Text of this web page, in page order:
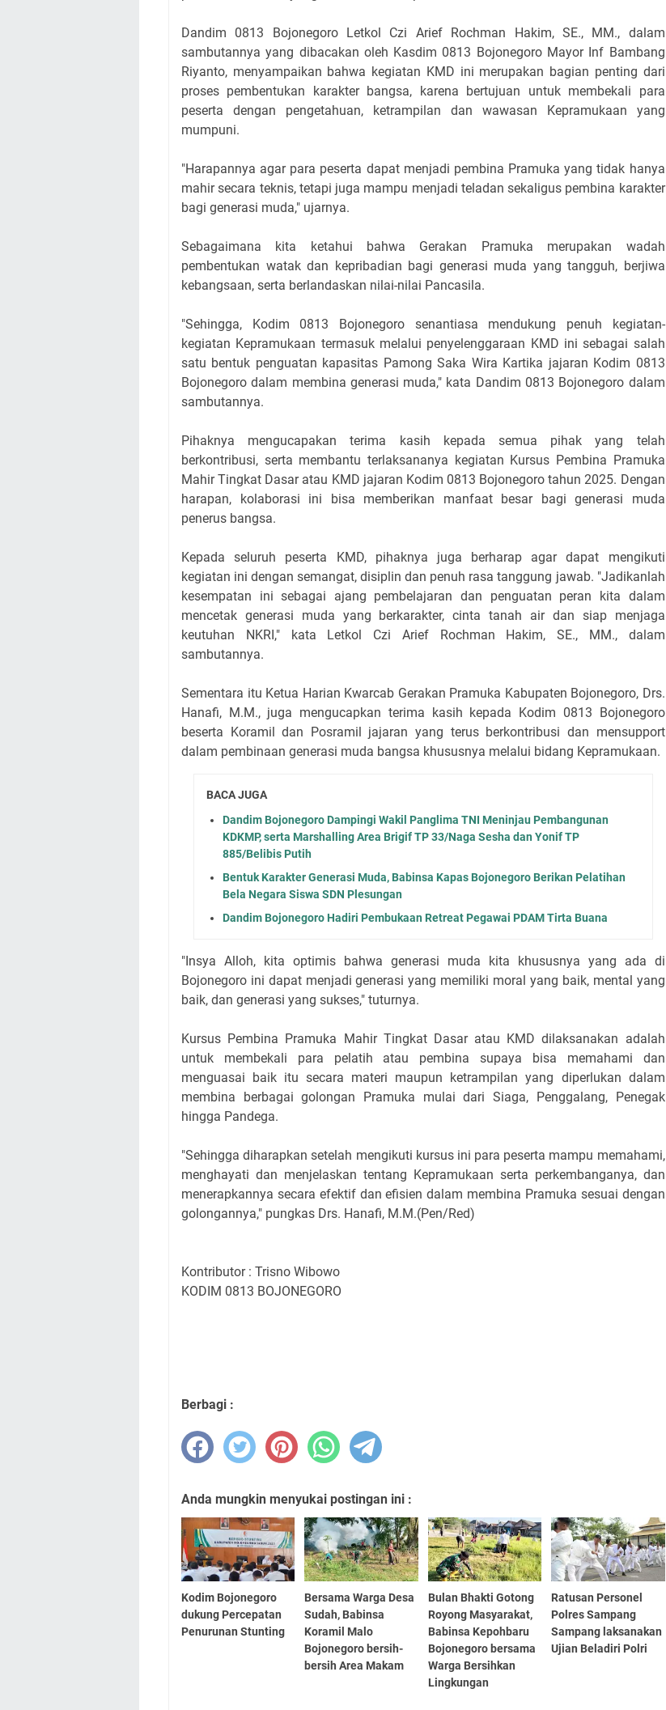
Dandim 0813 Bojonegoro Letkol Czi Arief Rochman Hakim, SE., MM., dalam
sambutannya yang dibacakan oleh Kasdim 0813 Bojonegoro Mayor Inf Bambang
Riyanto, menyampaikan bahwa kegiatan KMD ini merupakan bagian penting dari
proses pembentukan karakter bangsa, karena bertujuan untuk membekali para
peserta dengan pengetahuan, ketrampilan dan wawasan Kepramukaan yang
mumpuni.
"Harapannya agar para peserta dapat menjadi pembina Pramuka yang tidak hanya
mahir secara teknis, tetapi juga mampu menjadi teladan sekaligus pembina karakter
bagi generasi muda," ujarnya.
Sebagaimana kita ketahui bahwa Gerakan Pramuka merupakan wadah
pembentukan watak dan kepribadian bagi generasi muda yang tangguh, berjiwa
kebangsaan, serta berlandaskan nilai-nilai Pancasila.
"Sehingga, Kodim 0813 Bojonegoro senantiasa mendukung penuh kegiatan-
kegiatan Kepramukaan termasuk melalui penyelenggaraan KMD ini sebagai salah
satu bentuk penguatan kapasitas Pamong Saka Wira Kartika jajaran Kodim 0813
Bojonegoro dalam membina generasi muda," kata Dandim 0813 Bojonegoro dalam
sambutannya.
Pihaknya mengucapakan terima kasih kepada semua pihak yang telah
berkontribusi, serta membantu terlaksananya kegiatan Kursus Pembina Pramuka
Mahir Tingkat Dasar atau KMD jajaran Kodim 0813 Bojonegoro tahun 2025. Dengan
harapan, kolaborasi ini bisa memberikan manfaat besar bagi generasi muda
penerus bangsa.
Kepada seluruh peserta KMD, pihaknya juga berharap agar dapat mengikuti
kegiatan ini dengan semangat, disiplin dan penuh rasa tanggung jawab. "Jadikanlah
kesempatan ini sebagai ajang pembelajaran dan penguatan peran kita dalam
mencetak generasi muda yang berkarakter, cinta tanah air dan siap menjaga
keutuhan NKRI," kata Letkol Czi Arief Rochman Hakim, SE., MM., dalam
sambutannya.
Sementara itu Ketua Harian Kwarcab Gerakan Pramuka Kabupaten Bojonegoro, Drs.
Hanafi, M.M., juga mengucapkan terima kasih kepada Kodim 0813 Bojonegoro
beserta Koramil dan Posramil jajaran yang terus berkontribusi dan mensupport
dalam pembinaan generasi muda bangsa khususnya melalui bidang Kepramukaan.
BACA JUGA
Dandim Bojonegoro Dampingi Wakil Panglima TNI Meninjau Pembangunan
KDKMP, serta Marshalling Area Brigif TP 33/Naga Sesha dan Yonif TP
885/Belibis Putih
Bentuk Karakter Generasi Muda, Babinsa Kapas Bojonegoro Berikan Pelatihan
Bela Negara Siswa SDN Plesungan
Dandim Bojonegoro Hadiri Pembukaan Retreat Pegawai PDAM Tirta Buana
"Insya Alloh, kita optimis bahwa generasi muda kita khususnya yang ada di
Bojonegoro ini dapat menjadi generasi yang memiliki moral yang baik, mental yang
baik, dan generasi yang sukses," tuturnya.
Kursus Pembina Pramuka Mahir Tingkat Dasar atau KMD dilaksanakan adalah
untuk membekali para pelatih atau pembina supaya bisa memahami dan
menguasai baik itu secara materi maupun ketrampilan yang diperlukan dalam
membina berbagai golongan Pramuka mulai dari Siaga, Penggalang, Penegak
hingga Pandega.
"Sehingga diharapkan setelah mengikuti kursus ini para peserta mampu memahami,
menghayati dan menjelaskan tentang Kepramukaan serta perkembanganya, dan
menerapkannya secara efektif dan efisien dalam membina Pramuka sesuai dengan
golongannya," pungkas Drs. Hanafi, M.M.(Pen/Red)
Kontributor : Trisno Wibowo
KODIM 0813 BOJONEGORO
Berbagi :
Anda mungkin menyukai postingan ini :
Kodim Bojonegoro
dukung Percepatan
Penurunan Stunting
Bersama Warga Desa
Sudah, Babinsa
Koramil Malo
Bojonegoro bersih-
bersih Area Makam
Bulan Bhakti Gotong
Royong Masyarakat,
Babinsa Kepohbaru
Bojonegoro bersama
Warga Bersihkan
Lingkungan
Ratusan Personel
Polres Sampang
Sampang laksanakan
Ujian Beladiri Polri